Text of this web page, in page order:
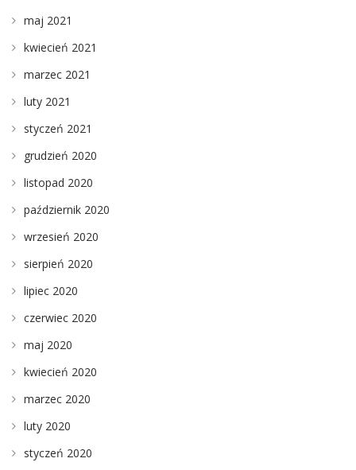
maj 2021
kwiecień 2021
marzec 2021
luty 2021
styczeń 2021
grudzień 2020
listopad 2020
październik 2020
wrzesień 2020
sierpień 2020
lipiec 2020
czerwiec 2020
maj 2020
kwiecień 2020
marzec 2020
luty 2020
styczeń 2020